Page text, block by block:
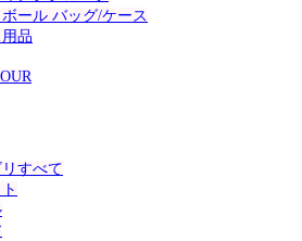
ール バッグ/ケース
品
すべて